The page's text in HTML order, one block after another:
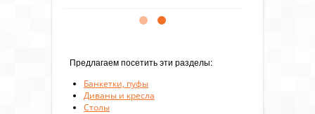
Предлагаем посетить эти разделы:
Банкетки, пуфы
Диваны и кресла
Столы